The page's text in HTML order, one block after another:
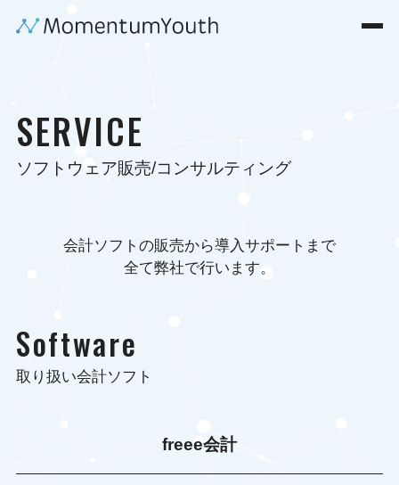
SERVICE
ソフトウェア販売/コンサルティング
会計ソフトの販売から導入サポートまで
全て弊社で行います。
Software
取り扱い会計ソフト
freee会計